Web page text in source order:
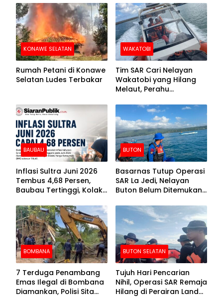
Kolut
Barang Senilai Rp419,5
Juta
KONAWE SELATAN
Rumah Petani di Konawe
Selatan Ludes Terbakar
WAKATOBI
Tim SAR Cari Nelayan
Wakatobi yang Hilang
Melaut, Perahu
Kemasukan Air
BAUBAU
Inflasi Sultra Juni 2026
Tembus 4,68 Persen,
Baubau Tertinggi, Kolaka
BUTON
Basarnas Tutup Operasi
SAR La Jedi, Nelayan
Buton Belum Ditemukan
BOMBANA
7 Terduga Penambang
Emas Ilegal di Bombana
Diamankan, Polisi Sita
BUTON SELATAN
Tujuh Hari Pencarian
Nihil, Operasi SAR Remaja
Hilang di Perairan Lande